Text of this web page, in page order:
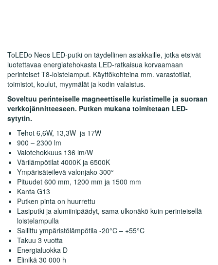
ToLEDo Neos LED-putki on täydellinen asiakkaille, jotka etsivät
luotettavaa energiatehokasta LED-ratkaisua korvaamaan
perinteiset T8-loistelamput. Käyttökohteina mm. varastotilat,
toimistot, koulut, myymälät ja kodin valaistus.
Soveltuu perinteiselle magneettiselle kuristimelle ja suoraan
verkkojännitteeseen. Putken mukana toimitetaan LED-
sytytin.
Tehot 6,6W, 13,3W ja 17W
900 – 2300 lm
Valotehokkuus 136 lm/W
Värilämpötilat 4000K ja 6500K
Ympärisäteilevä valonjako 300°
Pituudet 600 mm, 1200 mm ja 1500 mm
Kanta G13
Putken pinta on huurrettu
Lasiputki ja alumiinipäädyt, sama ulkonäkö kuin perinteisellä
loistelampulla
Sallittu ympäristölämpötila -20°C – +55°C
Takuu 3 vuotta
Energialuokka D
Elinikä 30 000 h